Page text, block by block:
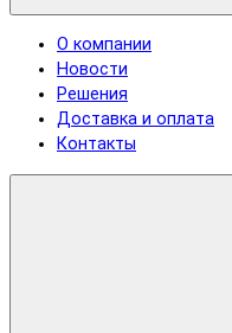
О компании
Новости
Решения
Доставка и оплата
Контакты